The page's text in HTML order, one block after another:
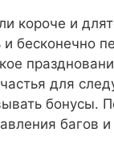
короче и
и бесконечно
для
бонусы.
багов